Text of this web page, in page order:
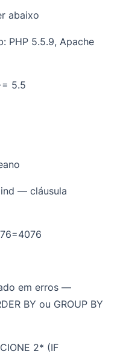
abaixo
PHP 5.5.9, Apache
5.5
— cláusula
em erros —
BY ou GROUP BY
2* (IF